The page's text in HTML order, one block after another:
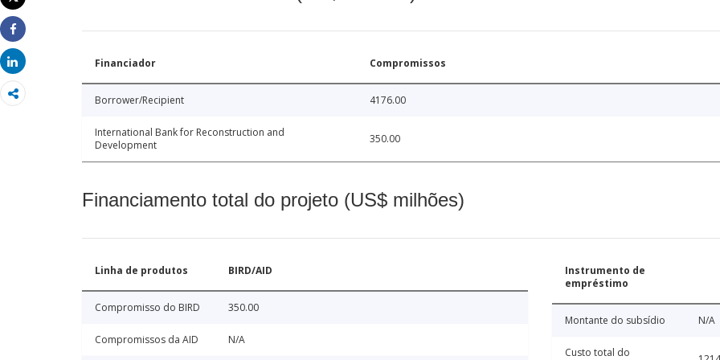
Imprimir
Share
Share
Financiador Compromissos
Borrower/Recipient 4176.00
International Bank for Reconstruction and
Development
350.00
Financiamento total do projeto (US$ milhões)
Linha de produtos BIRD/AID
Compromisso do BIRD 350.00
Compromissos da AID N/A
Instrumento de
empréstimo
Montante do subsídio N/A
Custo total do